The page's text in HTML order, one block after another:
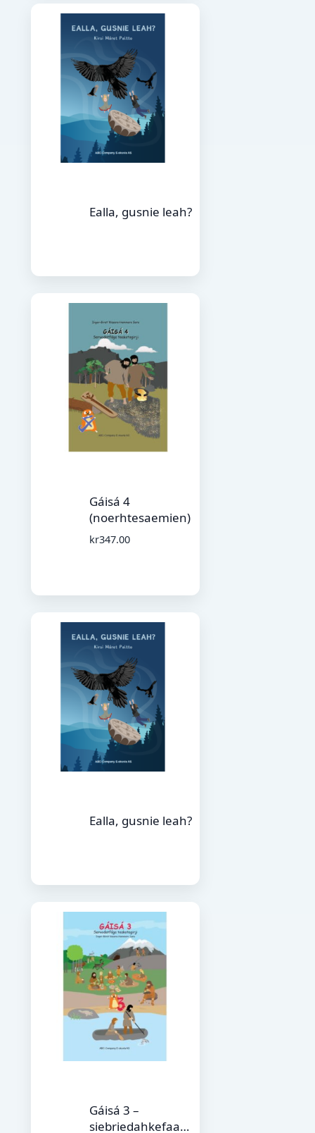
Ealla, gusnie leah?
Gáisá 4
(noerhtesaemien)
kr347.00
Ealla, gusnie leah?
Gáisá 3 –
siebriedahkefaage